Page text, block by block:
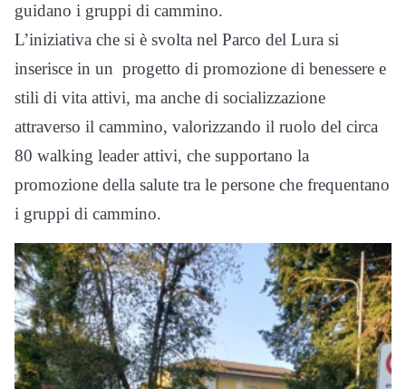
guidano i gruppi di cammino.
L’iniziativa che si è svolta nel Parco del Lura si
inserisce in un progetto di promozione di benessere e
stili di vita attivi, ma anche di socializzazione
attraverso il cammino, valorizzando il ruolo del circa
80 walking leader attivi, che supportano la
promozione della salute tra le persone che frequentano
i gruppi di cammino.